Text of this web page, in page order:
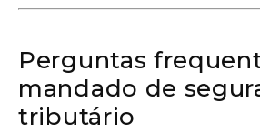
Perguntas
mandado de
tributário